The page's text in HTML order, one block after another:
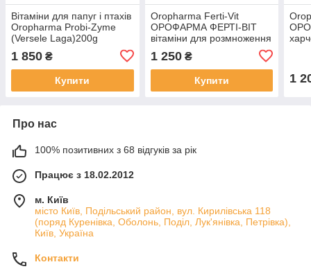
Вітаміни для папуг і птахів
Oropharma Probi-Zyme
(Versele Laga)200g
1 850 ₴
Купити
Oropharma Ferti-Vit
ОРОФАРМА ФЕРТІ-ВІТ
вітаміни для розмноження
1 250₴
Купити 1
Про нас
100% позитивних з 68 відгуків за рік
Працює з 18.02.2012
м. Київ
місто Київ, Подільський район, вул. Кирилівська 118
(поряд Куренівка, Оболонь, Поділ, Лук'янівка, Петрівка),
Київ, Україна
Контакти